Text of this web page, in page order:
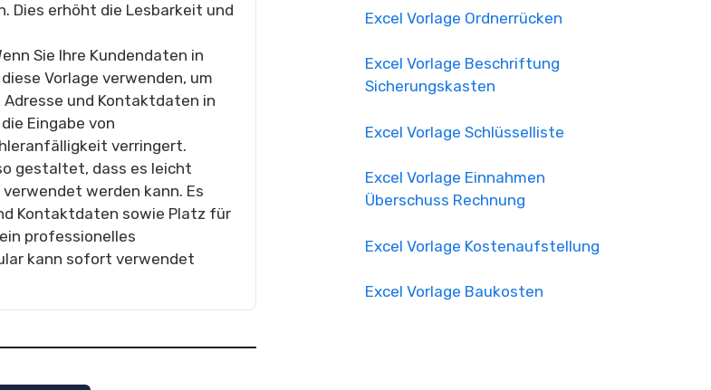
Dies erhöht die Lesbarkeit und
Sie Ihre Kundendaten in
Vorlage verwenden, um
und Kontaktdaten in
Eingabe von
verringert.
gestaltet, dass es leicht
werden kann. Es
Kontaktdaten sowie Platz für
professionelles
kann sofort verwendet
Excel Vorlage Ordnerrücken
Excel Vorlage Beschriftung
Sicherungskasten
Excel Vorlage Schlüsselliste
Excel Vorlage Einnahmen
Überschuss Rechnung
Excel Vorlage Kostenaufstellung
Excel Vorlage Baukosten